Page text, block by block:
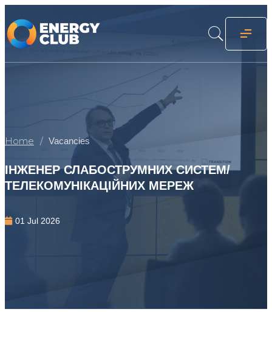
Home Vacancies
ІНЖЕНЕР СЛАБОСТРУМНИХ СИСТЕМ/
ТЕЛЕКОМУНІКАЦІЙНИХ МЕРЕЖ
01 Jul 2026